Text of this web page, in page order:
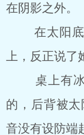
在阴影之外。
在太阳底
上，反正说了
桌上有冰
的，后背被太
音没有设防端